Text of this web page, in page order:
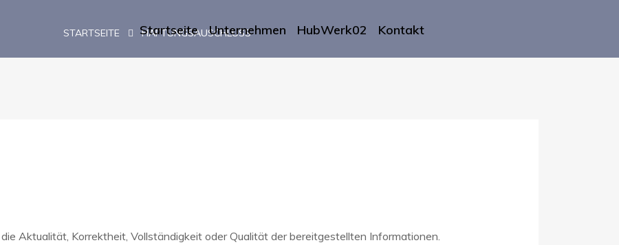
Startseite Unternehmen HubWerk02 Kontakt
STARTSEITE HAFTUNGSAUSCHLUSS
Aktualität, Korrektheit, Vollständigkeit oder Qualität der bereitgestellten Informationen.